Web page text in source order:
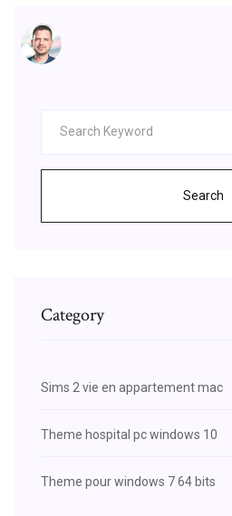
Search
Category
Sims 2 vie en appartement mac
Theme hospital pc windows 10
Theme pour windows 7 64 bits